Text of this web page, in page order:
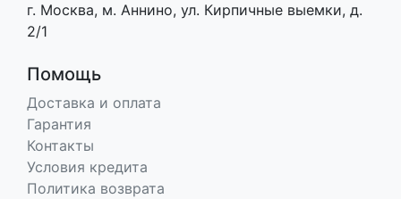
г. Москва, м. Аннино, ул. Кирпичные выемки, д.
2/1
Помощь
Доставка и оплата
Гарантия
Контакты
Условия кредита
Политика возврата